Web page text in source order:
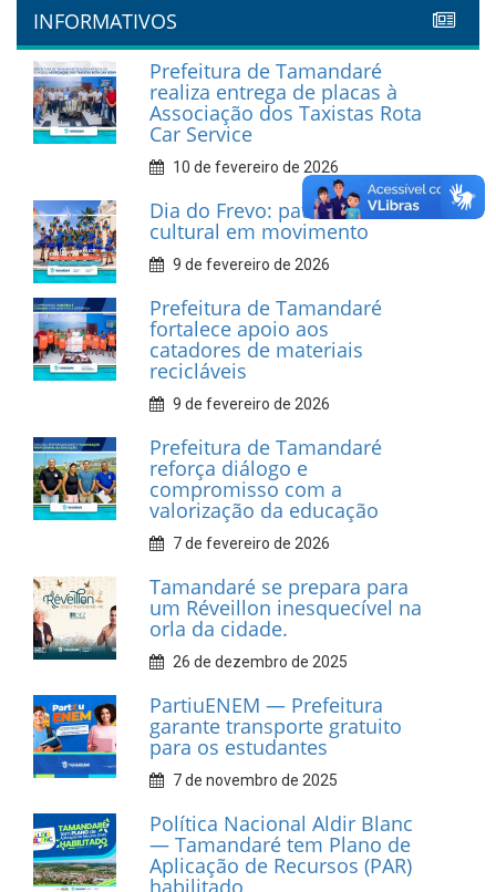
INFORMATIVOS
Prefeitura de Tamandaré
realiza entrega de placas à
Associação dos Taxistas Rota
Car Service
10 de fevereiro de 2026
Dia do Frevo: patrimônio
cultural em movimento
9 de fevereiro de 2026
Prefeitura de Tamandaré
fortalece apoio aos
catadores de materiais
recicláveis
9 de fevereiro de 2026
Prefeitura de Tamandaré
reforça diálogo e
compromisso com a
valorização da educação